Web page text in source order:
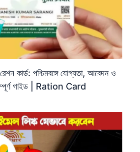
কার্ড: পশ্চিমবঙ্গে যোগ্যতা, আবেদন ও
সম্পূর্ণ গাইড | Ration Card